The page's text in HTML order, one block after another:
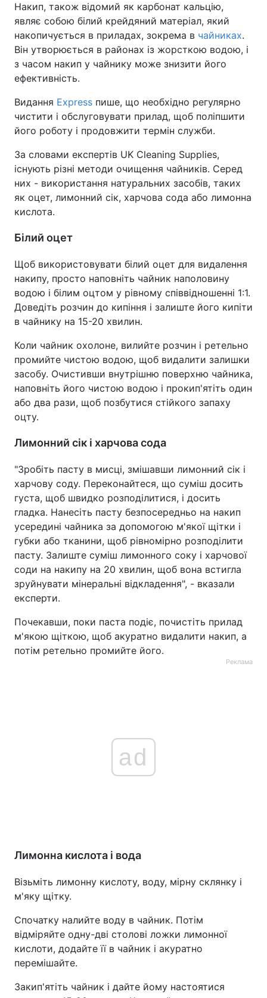
Накип, також відомий як карбонат кальцію,
являє собою білий крейдяний матеріал, який
накопичується в приладах, зокрема в чайниках.
Він утворюється в районах із жорсткою водою, і
з часом накип у чайнику може знизити його
ефективність.
Видання Express пише, що необхідно регулярно
чистити і обслуговувати прилад, щоб поліпшити
його роботу і продовжити термін служби.
За словами експертів UK Cleaning Supplies,
існують різні методи очищення чайників. Серед
них - використання натуральних засобів, таких
як оцет, лимонний сік, харчова сода або лимонна
кислота.
Білий оцет
Щоб використовувати білий оцет для видалення
накипу, просто наповніть чайник наполовину
водою і білим оцтом у рівному співвідношенні 1:1.
Доведіть розчин до кипіння і залиште його кипіти
в чайнику на 15-20 хвилин.
Коли чайник охолоне, вилийте розчин і ретельно
промийте чистою водою, щоб видалити залишки
засобу. Очистивши внутрішню поверхню чайника,
наповніть його чистою водою і прокип'ятіть один
або два рази, щоб позбутися стійкого запаху
оцту.
Лимонний сік і харчова сода
"Зробіть пасту в мисці, змішавши лимонний сік і
харчову соду. Переконайтеся, що суміш досить
густа, щоб швидко розподілитися, і досить
гладка. Нанесіть пасту безпосередньо на накип
усередині чайника за допомогою м'якої щітки і
губки або тканини, щоб рівномірно розподілити
пасту. Залиште суміш лимонного соку і харчової
соди на накипу на 20 хвилин, щоб вона встигла
зруйнувати мінеральні відкладення", - вказали
експерти.
Почекавши, поки паста подіє, почистіть прилад
м'якою щіткою, щоб акуратно видалити накип, а
потім ретельно промийте його.
Реклама
ad
Лимонна кислота і вода
Візьміть лимонну кислоту, воду, мірну склянку і
м'яку щітку.
Спочатку налийте воду в чайник. Потім
відміряйте одну-дві столові ложки лимонної
кислоти, додайте її в чайник і акуратно
перемішайте.
Закип'ятіть чайник і дайте йому настоятися